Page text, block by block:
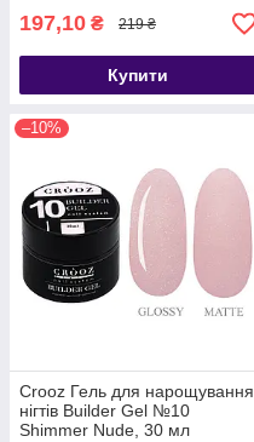
197,10 ₴ 219 ₴
Купити
–10%
Crooz Гель для нарощування
нігтів Builder Gel №10
Shimmer Nude, 30 мл